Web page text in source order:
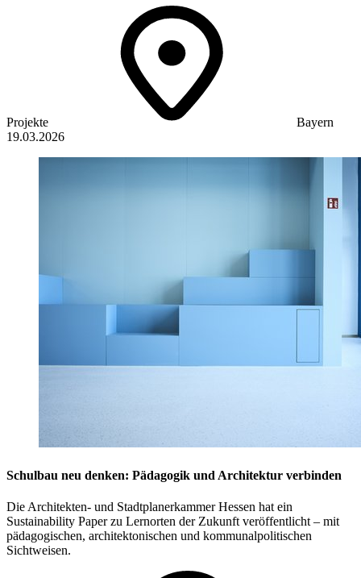
Projekte
Bayern
19.03.2026
Schulbau neu denken: Pädagogik und Architektur verbinden
Die Architekten- und Stadtplanerkammer Hessen hat ein
Sustainability Paper zu Lernorten der Zukunft veröffentlicht – mit
pädagogischen, architektonischen und kommunalpolitischen
Sichtweisen.